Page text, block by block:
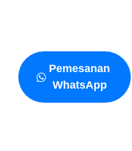
Pemesanan
WhatsApp